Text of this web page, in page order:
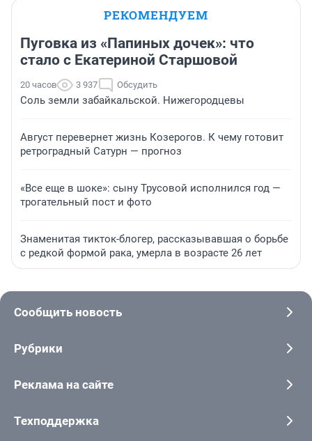
РЕКОМЕНДУЕМ
Пуговка из «Папиных дочек»: что
стало с Екатериной Старшовой
20 часов 3 937 Обсудить
Соль земли забайкальской. Нижегородцевы
Август перевернет жизнь Козерогов. К чему готовит
ретроградный Сатурн — прогноз
«Все еще в шоке»: сыну Трусовой исполнился год —
трогательный пост и фото
Знаменитая тикток-блогер, рассказывавшая о борьбе
с редкой формой рака, умерла в возрасте 26 лет
Сообщить новость
Рубрики
Реклама на сайте
Техподдержка